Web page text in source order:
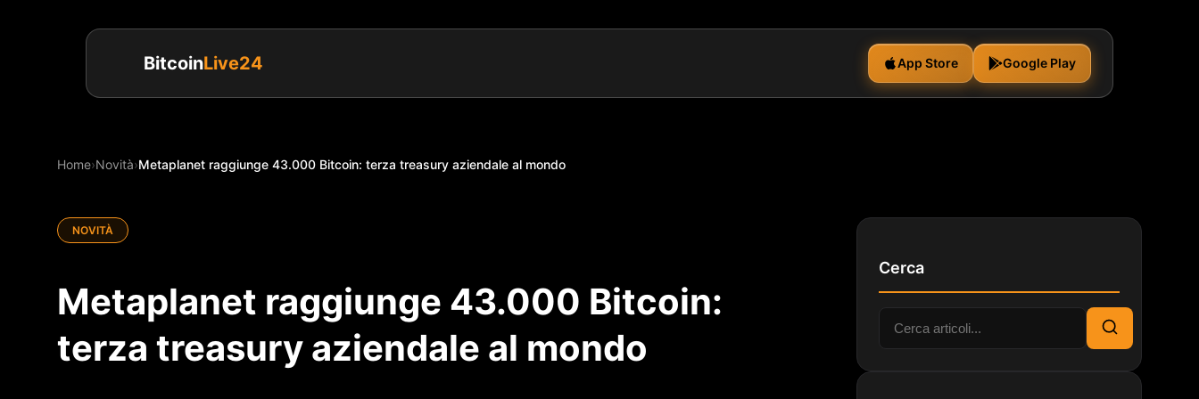
BitcoinLive24 App Store Google Play
Home›Novità›Metaplanet raggiunge 43.000 Bitcoin: terza treasury aziendale al mondo
NOVITÀ
Metaplanet raggiunge 43.000 Bitcoin:
terza treasury aziendale al mondo
Cerca
Cerca:
Cerca